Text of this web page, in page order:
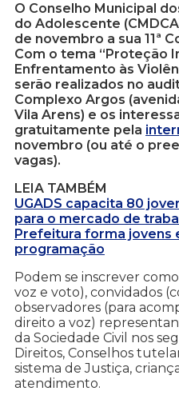
O Conselho Municipal
do Adolescente
de novembro a sua 11ª
Com o tema “Proteção
Enfrentamento às
serão realizados no
Complexo Argos
Vila Arens) e os
gratuitamente pela
novembro (ou até o
vagas).
LEIA TAMBÉM
UGADS capacita 80
para o mercado de
Prefeitura forma jovens
programação
Podem se inscrever
voz e voto), convidados
observadores (para
direito a voz)
da Sociedade Civil nos
Direitos, Conselhos
sistema de Justiça,
atendimento.